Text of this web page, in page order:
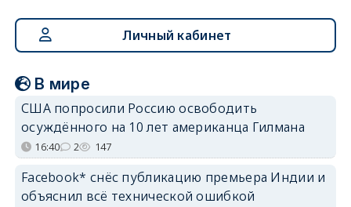
Личный кабинет
В мире
США попросили Россию освободить
осуждённого на 10 лет американца Гилмана
16:40 2 147
Facebook* снёс публикацию премьера Индии и
объяснил всё технической ошибкой